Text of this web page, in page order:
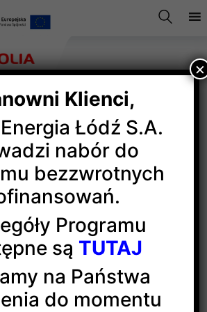
życzenia dla
nosi pelerynę! Tymi słowami,
Dnia Krwiodawcy, chcemy
szacunek, ale i podziękowanie
dawców krwi
organizowanych przez Klub HDK
Klienci,
Łódź S.A.
nabór do
bezzwrotnych
Programu
są TUTAJ
na Państwa
do momentu
×